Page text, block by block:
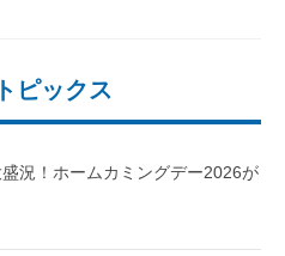
ピックス
況！ホームカミングデー2026が